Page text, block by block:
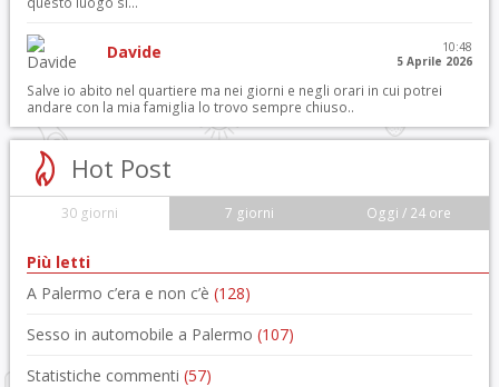
Davide
10:48
5 Aprile 2026
Salve io abito nel quartiere ma nei giorni e negli orari in cui potrei
andare con la mia famiglia lo trovo sempre chiuso..
Hot Post
30 giorni 7 giorni Oggi / 24 ore
Più letti
A Palermo c’era e non c’è (128)
Sesso in automobile a Palermo (107)
Statistiche commenti (57)